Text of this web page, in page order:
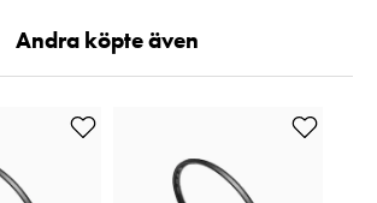
Andra köpte även